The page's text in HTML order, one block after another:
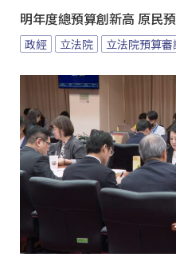
明年度總預算創新高 原民
政經 立法院 立法院預算審